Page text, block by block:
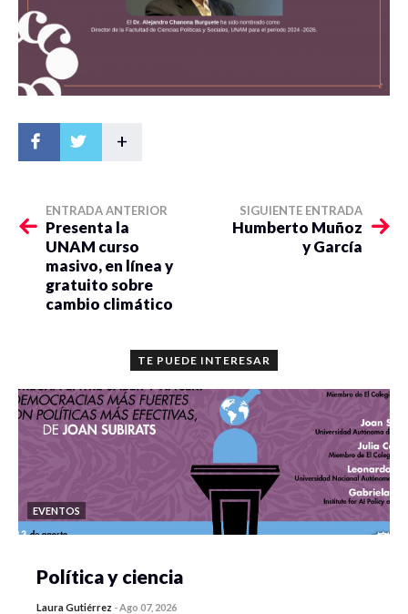
+
ENTRADA ANTERIOR
Presenta la
UNAM curso
masivo, en línea y
gratuito sobre
cambio climático
SIGUIENTE ENTRADA
Humberto Muñoz
y García
TE PUEDE INTERESAR
EVENTOS
Política y ciencia
Laura Gutiérrez -Ago 07, 2026